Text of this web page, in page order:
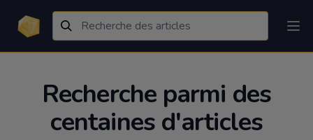
Recherche parmi des
centaines d'articles